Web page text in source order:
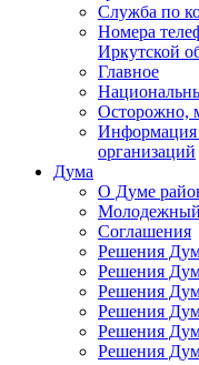
Служба по
Номера
Иркутской
Главное
Осторожно,
Информация
организаций
Дума
О Думе
Соглашения
Решения
Решения
Решения
Решения
Решения
Решения